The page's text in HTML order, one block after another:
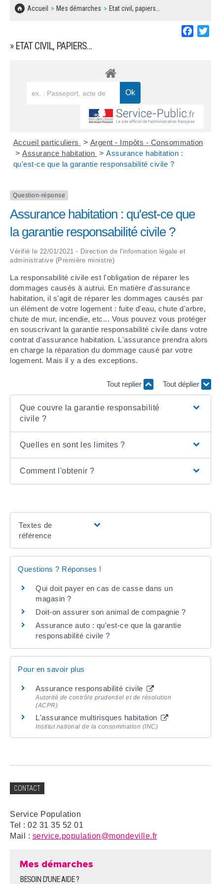
Accueil Mes démarches Etat civil, papiers…
» ETAT CIVIL, PAPIERS…
Accueil particuliers > Argent - Impôts - Consommation
> Assurance habitation > Assurance habitation :
qu'est-ce que la garantie responsabilité civile ?
Question-réponse
Assurance habitation : qu'est-ce que
la garantie responsabilité civile ?
Vérifié le 22/01/2021 - Direction de l'information légale et
administrative (Première ministre)
La responsabilité civile est l'obligation de réparer les
dommages causés à autrui. En matière d'assurance
habitation, il s'agit de réparer les dommages causés par
un élément de votre logement : fuite d'eau, chute d'arbre,
chute de mur, incendie, etc... Vous pouvez vous protéger
en souscrivant la garantie responsabilité civile dans votre
contrat d'assurance habitation. L'assurance prendra alors
en charge la réparation du dommage causé par votre
logement. Mais il y a des exceptions.
Tout replier Tout déplier
Que couvre la garantie responsabilité
civile ?
Quelles en sont les limites ?
Comment l'obtenir ?
Textes de
référence
Questions ? Réponses !
Qui doit payer en cas de casse dans un
magasin ?
Doit-on assurer son animal de compagnie ?
Assurance auto : qu'est-ce que la garantie
responsabilité civile ?
Pour en savoir plus
Assurance responsabilité civile
Autorité de contrôle prudentiel et de résolution
(ACPR)
L'assurance multirisques habitation
Institut national de la consommation (INC)
CONTACT
Service Population
Tel : 02 31 35 52 01
Mail : service.population@mondeville.fr
Mes démarches
BESOIN D'UNE AIDE ?
CONCERTATIONS PUBLIQUES
SOLIDARITÉ, LOGEMENT
DECHETS
BESOIN D'UNE AIDE ?
LES ASSOCIATIONS
MARCHÉS PUBLICS
REGLEMENT LOCAL DE PUBLICITÉ
DECLARATION DE DEMARCHAGE
DOSSIER DE DEMANDE DE SUBVENTION
DEMANDE DE PRÊT DE MATERIEL
FICHE D'ORGANISATION MANIFESTATION
PLAN D'ACTION MUNICIPAL